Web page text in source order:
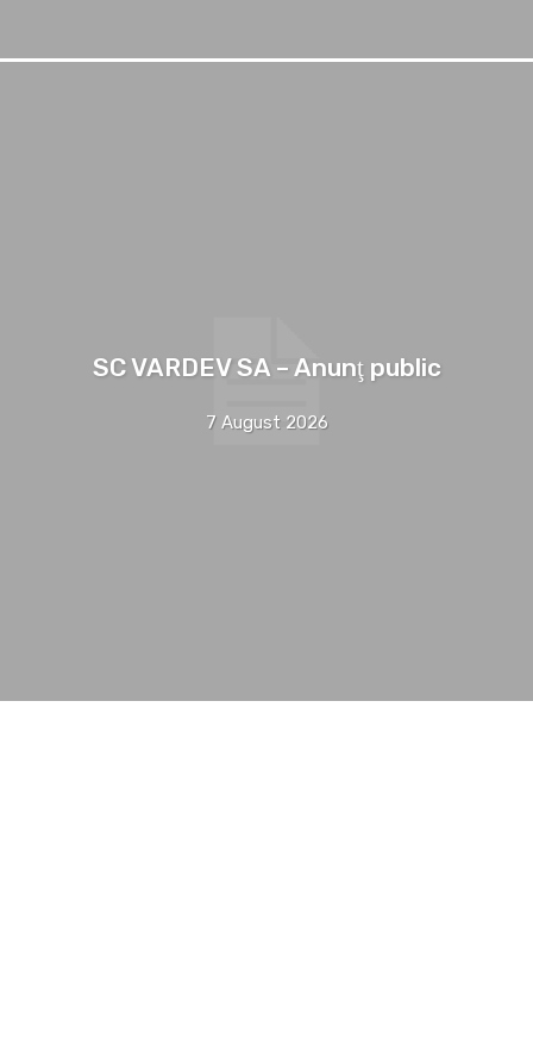
SC VARDEV SA – Anunţ public
7 August 2026